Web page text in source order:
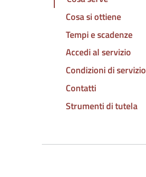
Cosa si ottiene
Tempi e scadenze
Accedi al servizio
Condizioni di servizio
Contatti
Strumenti di tutela